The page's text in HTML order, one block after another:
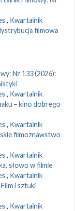
, Kwartalnik
filmowa
Nr 133 (2026):
, Kwartalnik
– kino dobrego
, Kwartalnik
filmoznawstwo
, Kwartalnik
słowo w filmie
, Kwartalnik
i sztuki
, Kwartalnik